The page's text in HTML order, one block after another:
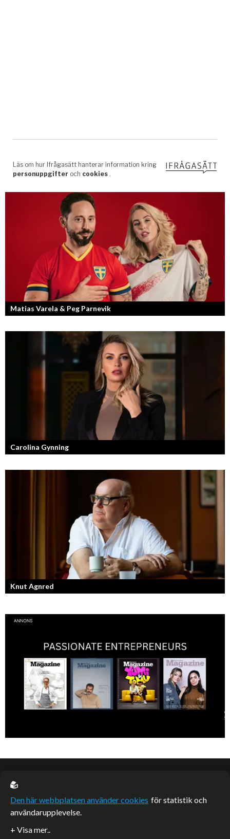
Matias Varela & Peg Parnevik
Här i Sverige så finns det en bred mix av olika nationaliteter från hela
världen och många svenskar har en annan grundnationalitet...
Carolina Gynning
Under ytan av en passionerad och strukturerad entreprenör.
Knut Agnred
Knut Agnred är mannen och den tidlösa legenden inom spektakulära
EU casino
Den här webbplatsen använder cookies för statistik och
användarupplevelse.